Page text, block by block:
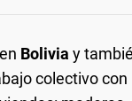
Bolivia y
colectivo